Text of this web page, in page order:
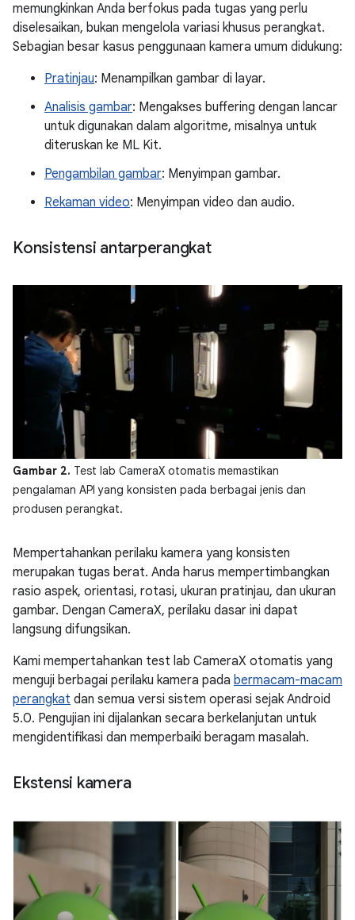
memungkinkan Anda berfokus pada tugas yang perlu
diselesaikan, bukan mengelola variasi khusus perangkat.
Sebagian besar kasus penggunaan kamera umum didukung:
Pratinjau: Menampilkan gambar di layar.
Analisis gambar: Mengakses buffering dengan lancar
untuk digunakan dalam algoritme, misalnya untuk
diteruskan ke ML Kit.
Pengambilan gambar: Menyimpan gambar.
Rekaman video: Menyimpan video dan audio.
Konsistensi antarperangkat
Gambar 2. Test lab CameraX otomatis memastikan
pengalaman API yang konsisten pada berbagai jenis dan
produsen perangkat.
Mempertahankan perilaku kamera yang konsisten
merupakan tugas berat. Anda harus mempertimbangkan
rasio aspek, orientasi, rotasi, ukuran pratinjau, dan ukuran
gambar. Dengan CameraX, perilaku dasar ini dapat
langsung difungsikan.
Kami mempertahankan test lab CameraX otomatis yang
menguji berbagai perilaku kamera pada bermacam-macam
perangkat dan semua versi sistem operasi sejak Android
5.0. Pengujian ini dijalankan secara berkelanjutan untuk
mengidentifikasi dan memperbaiki beragam masalah.
Ekstensi kamera